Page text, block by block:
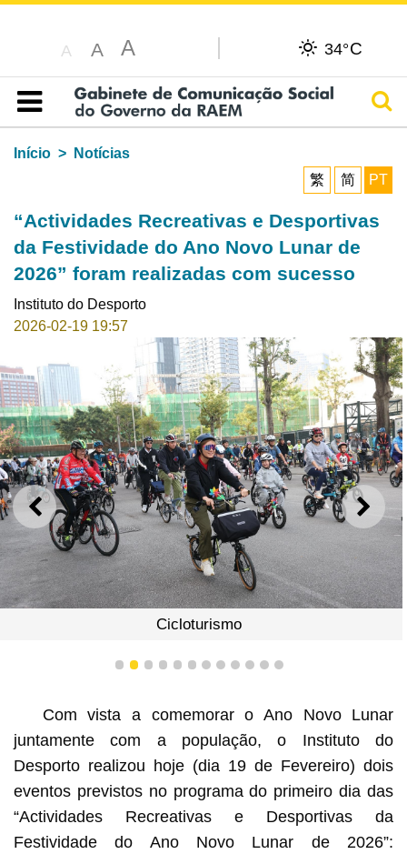
A A A 34°C
Índice
Início
Notícias
繁
简 PT
“Actividades Recreativas e Desportivas
da Festividade do Ano Novo Lunar de
2026” foram realizadas com sucesso
Instituto do Desporto
2026-02-19 19:57
ANTERIOR
Cicloturismo
1 2 3 4 5 6 7 8 9 101112
Com vista a comemorar o Ano Novo Lunar
juntamente com a população, o Instituto do
Desporto realizou hoje (dia 19 de Fevereiro) dois
eventos previstos no programa do primeiro dia das
“Actividades Recreativas e Desportivas da
Festividade do Ano Novo Lunar de 2026”: